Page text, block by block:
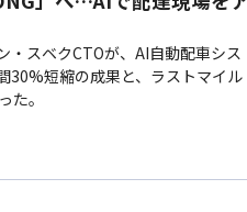
・スベクCTOが、AI自動配車シス
30%短縮の成果と、ラストマイル
た。